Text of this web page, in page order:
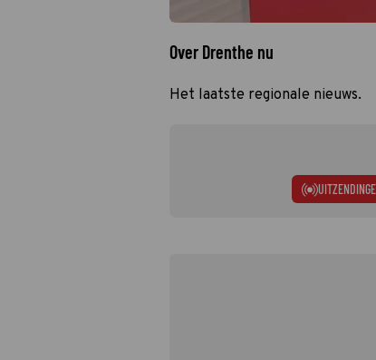
Over Drenthe nu
Het laatste regionale nieuws.